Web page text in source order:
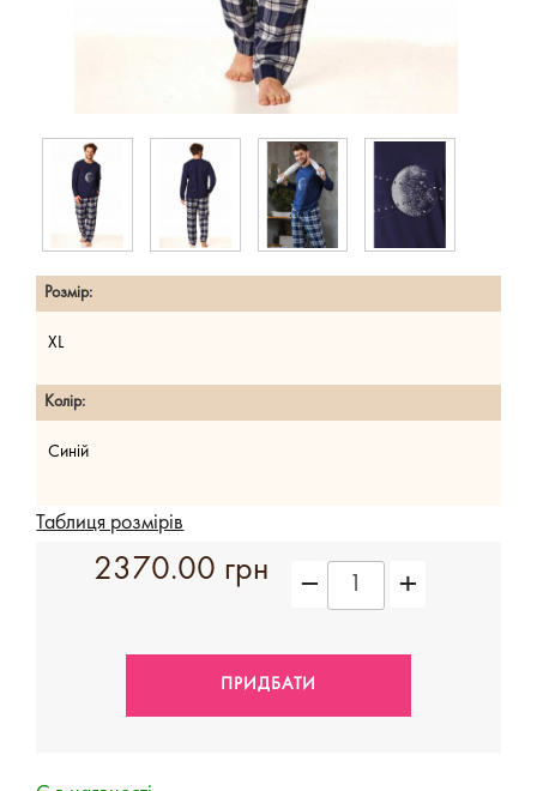
Розмір:
XL
Колір:
Синій
Таблиця розмірів
2370.00 грн